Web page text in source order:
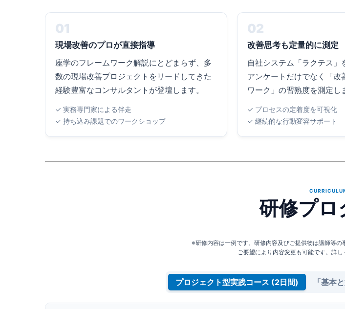
01
現場改善のプロが直接指導
座学のフレームワーク解説にとどまらず、多
数の現場改善プロジェクトをリードしてきた
経験豊富なコンサルタントが登壇します。
✓ 実務専門家による伴走
✓ 持ち込み課題でのワークショップ
02
改善思考も定量的に測定
自社システム「ラクテス」
アンケートだけでなく「改
ワーク」の習熟度を測定し
✓ プロセスの定着度を可視化
✓ 継続的な行動変容サポート
研修プロ
※研修内容は一例です。研修内容及びご提供物は講師等の
ご要望により内容変更も可能です。詳し
プロジェクト型実践コース (2日間) 「基本